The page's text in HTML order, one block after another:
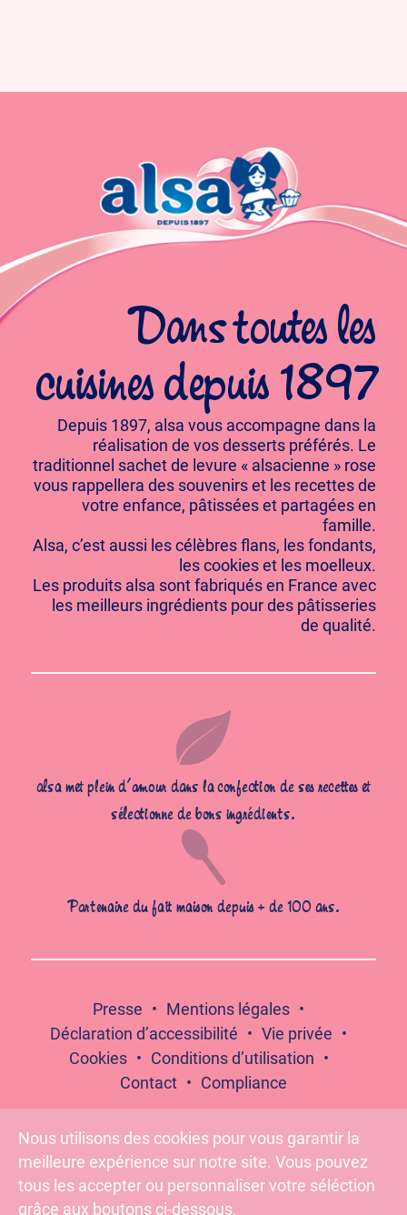
alsa met plein d’amour dans la confection de ses recettes et
sélectionne de bons ingrédients.
Partenaire du fait maison depuis + de 100 ans.
Dans toutes les
cuisines depuis 1897
Depuis 1897, alsa vous accompagne dans la
réalisation de vos desserts préférés. Le
traditionnel sachet de levure « alsacienne » rose
vous rappellera des souvenirs et les recettes de
votre enfance, pâtissées et partagées en
famille.
Alsa, c’est aussi les célèbres flans, les fondants,
les cookies et les moelleux.
Les produits alsa sont fabriqués en France avec
les meilleurs ingrédients pour des pâtisseries
de qualité.
Presse
Mentions légales
Déclaration d’accessibilité
Vie privée
Cookies
Conditions d’utilisation
Contact
Compliance
Suivez-nous :
Nous utilisons des cookies pour vous garantir la
meilleure expérience sur notre site. Vous pouvez
tous les accepter ou personnaliser votre séléction
grâce aux boutons ci-dessous.